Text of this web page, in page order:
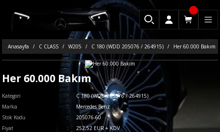
Anasayfa C CLASS W205 C 180 (WDD 205076 / 264915) Her 60.000 Bakım
Her 60.000 Bakım
Kategori
C 180 (WDD 205076 / 264915)
Marka
Mercedes Benz
Stok Kodu
205076-60
Fiyat
252,52 EUR + KDV